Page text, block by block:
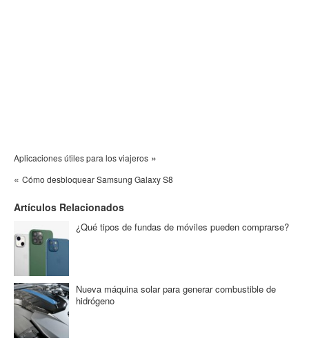
Aplicaciones útiles para los viajeros »
« Cómo desbloquear Samsung Galaxy S8
Artículos Relacionados
¿Qué tipos de fundas de móviles pueden comprarse?
Nueva máquina solar para generar combustible de
hidrógeno